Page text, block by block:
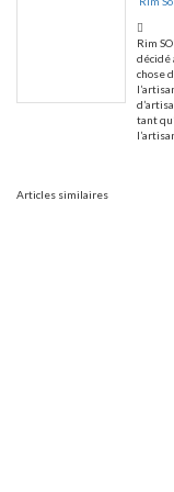
Rim
décidé
chose
tant
Articles similaires